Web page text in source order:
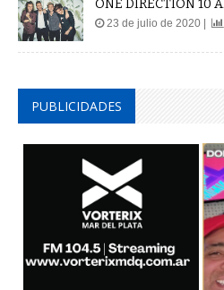
ONE DIRECTION 10
23 de julio de 2020 |
PUBLICIDADES